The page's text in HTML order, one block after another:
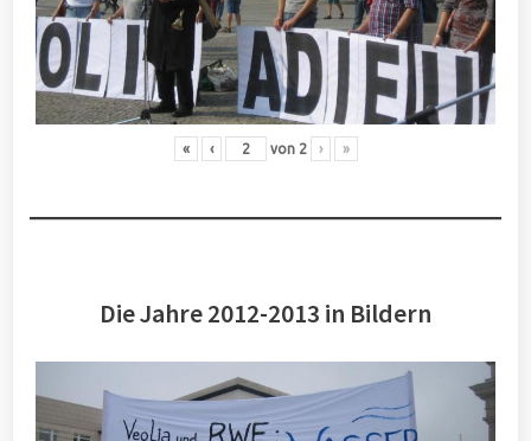
« ‹ von 2 › »
Die Jahre 2012-2013 in Bildern